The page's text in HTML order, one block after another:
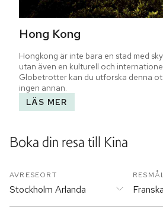
Hong Kong
Hongkong är inte bara en stad med
utan även en kulturell och
Globetrotter kan du utforska denna
ingen annan.
LÄS MER
Boka din resa till Kina
AVRESEORT
Stockholm Arlanda